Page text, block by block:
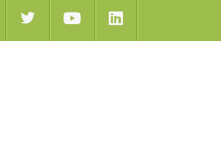
YoutubeLinkedIn